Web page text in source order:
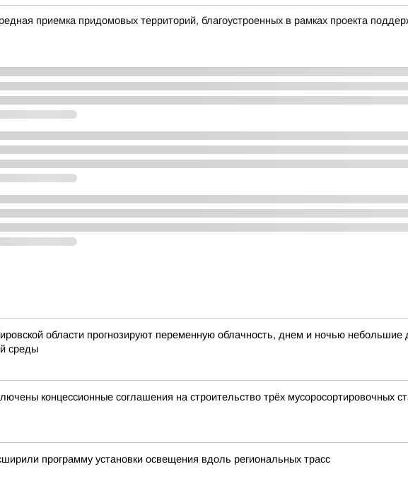
приемка придомовых территорий, благоустроенных в рамках проекта
области прогнозируют переменную облачность, днем и ночью
среды
концессионные соглашения на строительство трёх мусоросортировочных
программу установки освещения вдоль региональных трасс